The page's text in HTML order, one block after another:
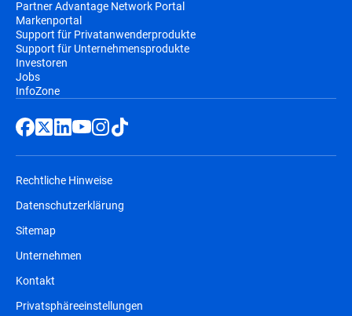
Partner Advantage Network Portal
Markenportal
Support für Privatanwenderprodukte
Support für Unternehmensprodukte
Investoren
Jobs
InfoZone
Rechtliche Hinweise
Datenschutzerklärung
Sitemap
Unternehmen
Kontakt
Privatsphäreeinstellungen